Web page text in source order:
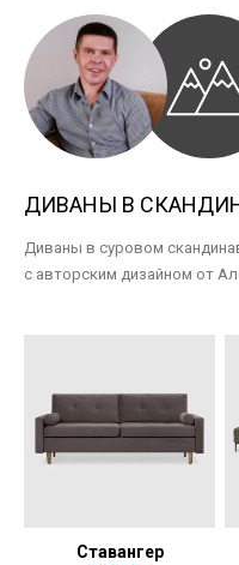
ДИВАНЫ В
Диваны в суровом
с авторским дизайном от
Ставангер